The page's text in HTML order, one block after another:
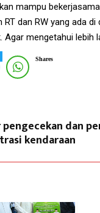
mampu
dan RW yang ada
mengetahui lebih
Shares
dan
kendaraan